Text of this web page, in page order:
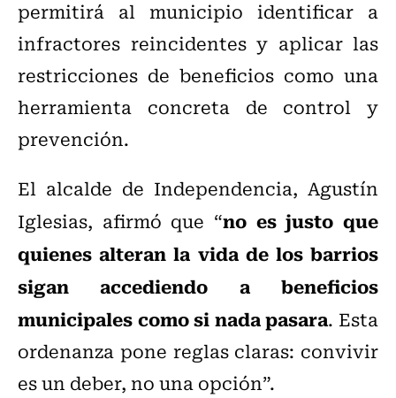
permitirá al municipio identificar a
infractores reincidentes y aplicar las
restricciones de beneficios como una
herramienta concreta de control y
prevención.
El alcalde de Independencia, Agustín
Iglesias, afirmó que “no es justo que
quienes alteran la vida de los barrios
sigan accediendo a beneficios
municipales como si nada pasara. Esta
ordenanza pone reglas claras: convivir
es un deber, no una opción”.